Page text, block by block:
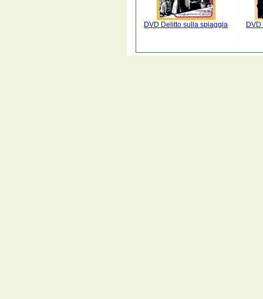
DVD Delitto sulla spiaggia